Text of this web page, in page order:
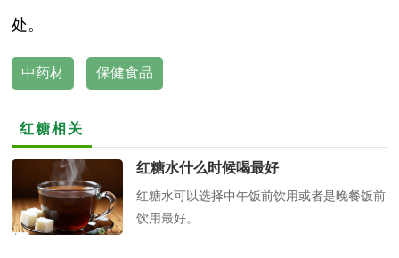
处。
中药材 保健食品
红糖相关
红糖水什么时候喝最好
红糖水可以选择中午饭前饮用或者是晚餐饭前
饮用最好。…